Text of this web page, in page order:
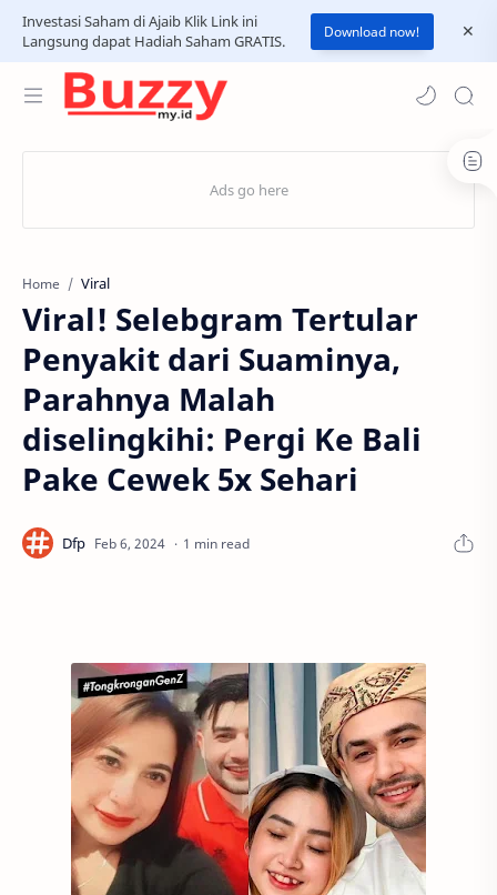
Investasi Saham di Ajaib Klik Link ini
Langsung dapat Hadiah Saham GRATIS.
Download now!
Home Viral
Viral! Selebgram Tertular
Penyakit dari Suaminya,
Parahnya Malah
diselingkihi: Pergi Ke Bali
Pake Cewek 5x Sehari
1 min read